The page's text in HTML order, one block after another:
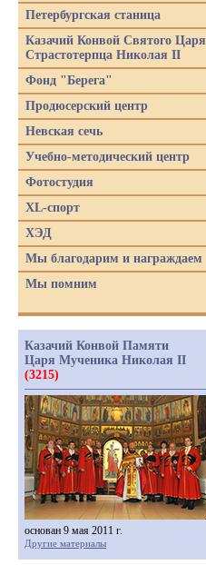
Петербургская станица
Казачий Конвой Святого Царя
Страстотерпца Николая II
Фонд "Берега"
Продюсерский центр
Невская сечь
Учебно-методический центр
Фотостудия
XL-спорт
ХЭД
Мы благодарим и награждаем
Мы помним
Казачий Конвой Памяти
Царя Мученика Николая II
(3215)
основан 9 мая 2011 г.
Другие материалы